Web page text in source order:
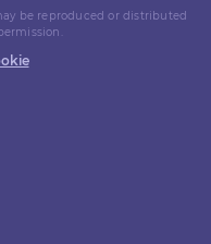
be reproduced or distributed